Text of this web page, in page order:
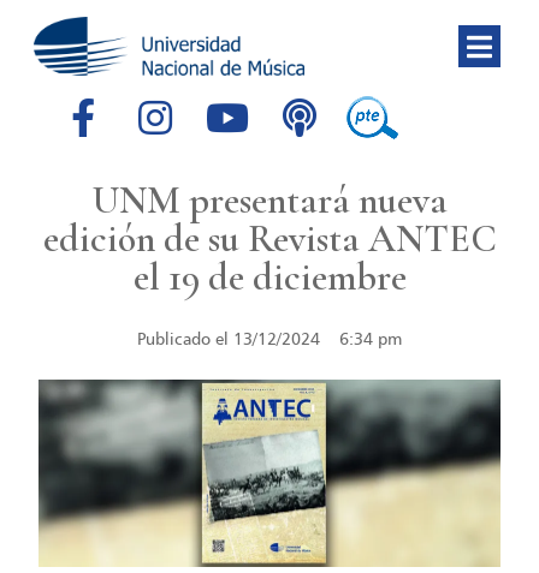
UNM presentará nueva
edición de su Revista ANTEC
el 19 de diciembre
Publicado el 13/12/2024 6:34 pm